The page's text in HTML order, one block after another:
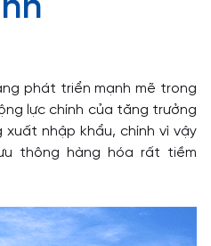
phát triển mạnh mẽ trong
lực chính của tăng trưởng
nhập khẩu, chính vì vậy
thông hàng hóa rất tiềm